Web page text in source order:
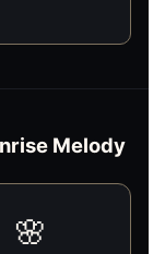
Melody
🌸